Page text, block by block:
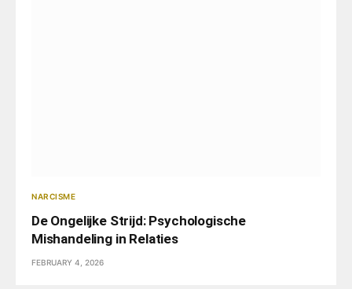
NARCISME
De Ongelijke Strijd: Psychologische
Mishandeling in Relaties
FEBRUARY 4, 2026